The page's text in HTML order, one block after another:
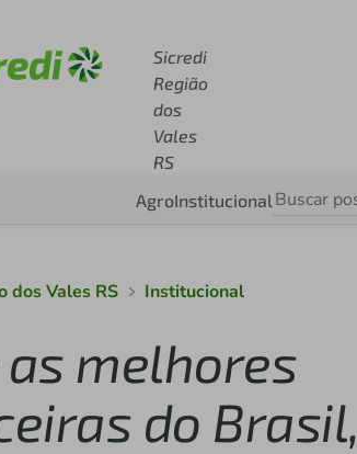
Sicredi
Região
dos
Vales
RS
AgroInstitucional
dos Vales RS Institucional
melhores
do Brasil,